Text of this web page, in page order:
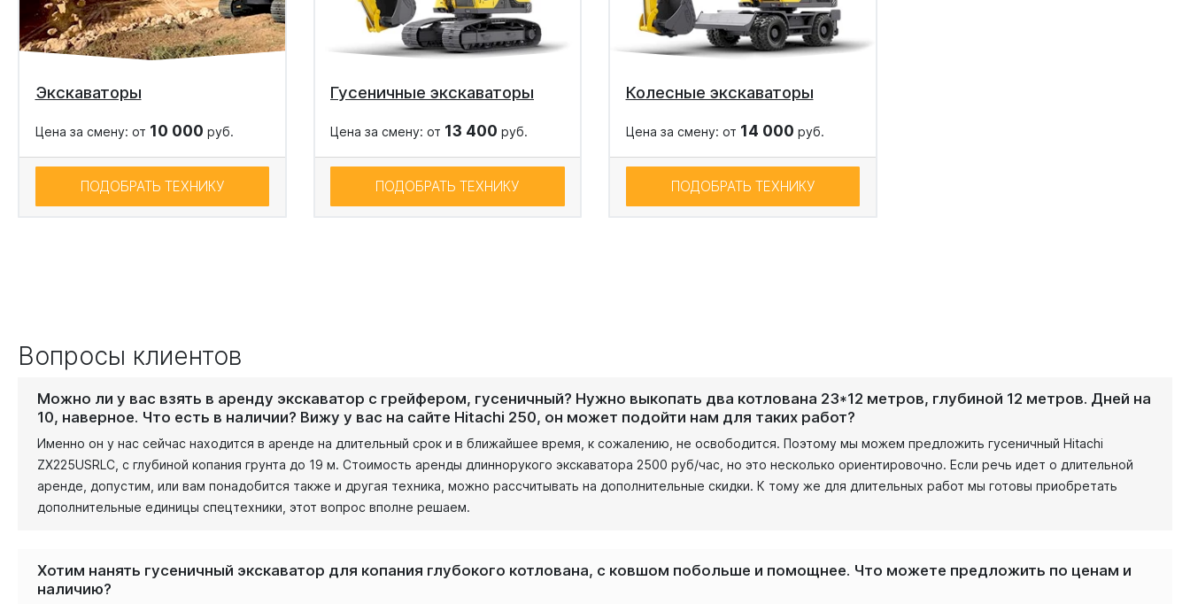
Экскаваторы
Цена за смену: от 10 000 руб.
ПОДОБРАТЬ ТЕХНИКУ
Гусеничные экскаваторы
Цена за смену: от 13 400 руб.
ПОДОБРАТЬ ТЕХНИКУ
Колесные экскаваторы
Цена за смену: от 14 000 руб.
ПОДОБРАТЬ ТЕХНИКУ
Вопросы клиентов
Можно ли у вас взять в аренду экскаватор с грейфером, гусеничный? Нужно выкопать два котлована 23*12 метров, глубиной 12 метров. Дней на
10, наверное. Что есть в наличии? Вижу у вас на сайте Hitachi 250, он может подойти нам для таких работ?
Именно он у нас сейчас находится в аренде на длительный срок и в ближайшее время, к сожалению, не освободится. Поэтому мы можем предложить гусеничный Hitachi
ZX225USRLC, с глубиной копания грунта до 19 м. Стоимость аренды длиннорукого экскаватора 2500 руб/час, но это несколько ориентировочно. Если речь идет о длительной
аренде, допустим, или вам понадобится также и другая техника, можно рассчитывать на дополнительные скидки. К тому же для длительных работ мы готовы приобретать
дополнительные единицы спецтехники, этот вопрос вполне решаем.
Хотим нанять гусеничный экскаватор для копания глубокого котлована, с ковшом побольше и помощнее. Что можете предложить по ценам и
наличию?